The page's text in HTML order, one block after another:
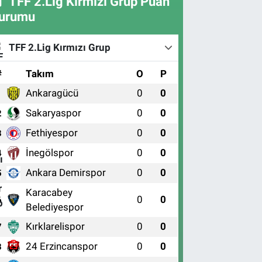
TFF 2.Lig Kırmızı Grup
Takım O P
Ankaragücü 0 0
Sakaryaspor 0 0
Fethiyespor 0 0
İnegölspor 0 0
Ankara Demirspor 0 0
Karacabey
Belediyespor
0 0
Kırklarelispor 0 0
24 Erzincanspor 0 0